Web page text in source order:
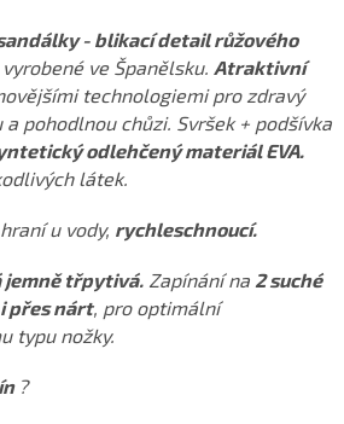
- blikací detail růžového
vyrobené ve Španělsku. Atraktivní
technologiemi pro zdravý
pohodlnou chůzi. Svršek + podšívka
odlehčený materiál EVA.
látek.
u vody, rychleschnoucí.
jemně třpytivá. Zapínání na 2 suché
přes nárt, pro optimální
typu nožky.
?